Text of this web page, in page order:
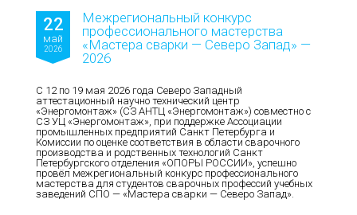
22
май
2026
Межрегиональный конкурс
профессионального мастерства
«Мастера сварки — Северо Запад» —
2026
С 12 по 19 мая 2026 года Северо Западный
аттестационный научно технический центр
«Энергомонтаж» (СЗ АНТЦ «Энергомонтаж») совместно с
СЗ УЦ «Энергомонтаж», при поддержке Ассоциации
промышленных предприятий Санкт Петербурга и
Комиссии по оценке соответствия в области сварочного
производства и родственных технологий Санкт
Петербургского отделения «ОПОРЫ РОССИИ», успешно
провёл межрегиональный конкурс профессионального
мастерства для студентов сварочных профессий учебных
заведений СПО — «Мастера сварки — Северо Запад».